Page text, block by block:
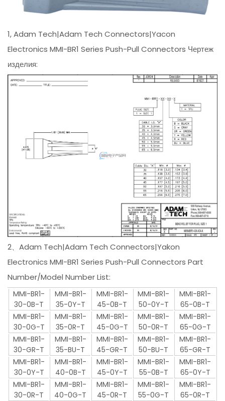
1, Adam Tech|Adam Tech Connectors|Yacon
Electronics MMI-BR1 Series Push-Pull Connectors Чертеж
изделия:
2、Adam Tech|Adam Tech Connectors|Yakon
Electronics MMI-BR1 Series Push-Pull Connectors Part
Number/Model Number List:
MMI-BR1-
30-0B-T
MMI-BR1-
35-0Y-T
MMI-BR1-
45-0B-T
MMI-BR1-
50-0Y-T
MMI-BR1-
65-0B-T
MMI-BR1-
30-0G-T
MMI-BR1-
35-0R-T
MMI-BR1-
45-0G-T
MMI-BR1-
50-0R-T
MMI-BR1-
65-0G-T
MMI-BR1-
30-GR-T
MMI-BR1-
35-BU-T
MMI-BR1-
45-GR-T
MMI-BR1-
50-BU-T
MMI-BR1-
65-GR-T
MMI-BR1-
30-0Y-T
MMI-BR1-
40-0B-T
MMI-BR1-
45-0Y-T
MMI-BR1-
55-0B-T
MMI-BR1-
65-0Y-T
MMI-BR1-
30-0R-T
MMI-BR1-
40-0G-T
MMI-BR1-
45-0R-T
MMI-BR1-
55-0G-T
MMI-BR1-
65-0R-T